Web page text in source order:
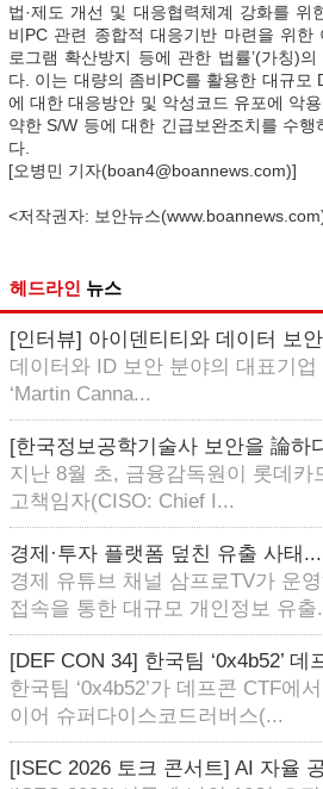
법·제도 개선 및 대응협력체계 강화를 위
비PC 관련 종합적 대응기반 마련을 위한
로그램 확산방지 등에 관한 법률’(가칭)
다. 이는 대량의 좀비PC를 활용한 대규모
에 대한 대응방안 및 악성코드 유포에 악
약한 S/W 등에 대한 긴급보완조치를 수
다.
[오병민 기자(boan4@boannews.com)]
<저작권자: 보안뉴스
헤드라인 뉴스
[인터뷰] 아이덴티티와 데이터 보
데이터와 ID 보안 분야의 대표기업
‘Martin Canna...
[한국정보공학기술사 보안을 論하
지난 8월 초, 금융감독원이 롯데카
고책임자(CISO: Chief I...
경제·투자 플랫폼 덮친 유출 사태
경제 유튜브 채널 삼프로TV가 운
접속을 통한 대규모 개인정보 유출
[DEF CON 34] 한국팀 ‘0x4b52’ 데
한국팀 ‘0x4b52’가 데프콘 CTF에
이어 슈퍼다이스코드러버스(...
[ISEC 2026 토크 콘서트] AI 자율